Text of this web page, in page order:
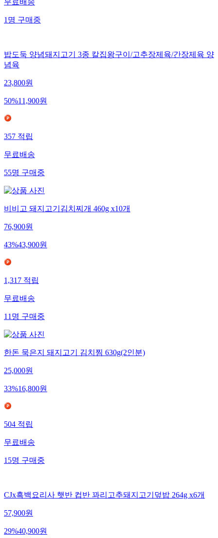
무료배송
1명구매중
밥도둑 양념돼지고기 3종 칼집왕구이/고추장제육/간장제육 양
념육
23,800원
50%11,900원
357적립
무료배송
55명구매중
비비고 돼지고기김치찌개 460g x10개
76,900원
43%43,900원
1,317적립
무료배송
11명구매중
한돈 묵은지 돼지고기 김치찜 630g(2인분)
25,000원
33%16,800원
504적립
무료배송
15명구매중
CJx흑백요리사 햇반 컵반 꽈리고추돼지고기덮밥 264g x6개
57,900원
29%40,900원